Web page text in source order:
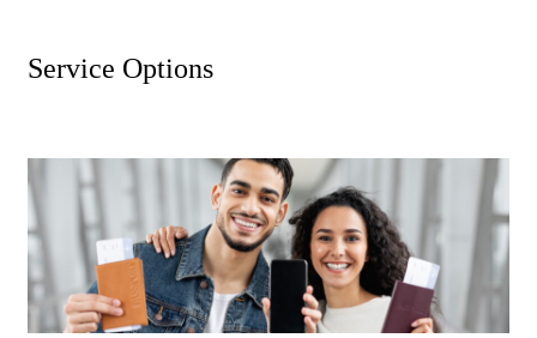
Service Options